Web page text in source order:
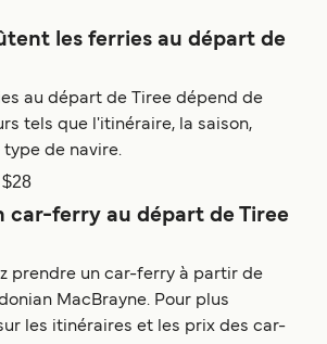
les ferries au départ de
au départ de Tiree dépend de
tels que l'itinéraire, la saison,
type de navire.
car-ferry au départ de Tiree
prendre un car-ferry à partir de
MacBrayne. Pour plus
les itinéraires et les prix des car-